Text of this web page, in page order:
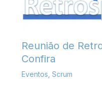
Reunião de
Confira
Eventos Scrum